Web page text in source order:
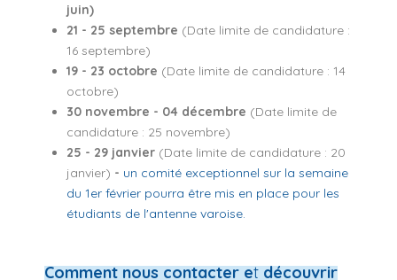
juin)
21 - 25 septembre (Date limite de candidature :
16 septembre)
19 - 23 octobre (Date limite de candidature : 14
octobre)
30 novembre - 04 décembre (Date limite de
candidature : 25 novembre)
25 - 29 janvier (Date limite de candidature : 20
janvier) - un comité exceptionnel sur la semaine
du 1er février pourra être mis en place pour les
étudiants de l'antenne varoise.
Comment nous contacter etdécouvrir